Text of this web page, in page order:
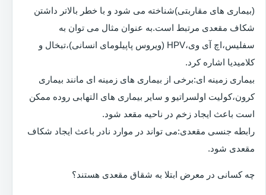
(بیماری های مقاربتی)شناخته می شود و با خطر بالاتر داشتن
شکاف مقعدی مرتبط است.به عنوان مثال می توان به
سفلیس،اچ آی وی،HPV (ویروس پاپیلومای انسانی)،تبخال و
کلامیدیا اشاره کرد.
بیماری زمینه ای:برخی از بیماری های زمینه ای مانند بیماری
کرون،کولیت اولسراتیو و سایر بیماری های التهابی روده ممکن
است باعث ایجاد زخم در ناحیه مقعد شود.
رابطه جنسی مقعدی:می تواند در موارد نادر باعث ایجاد شکاف
مقعدی شود.
چه کسانی در معرض ابتلا به شقاق مقعدی هستند؟